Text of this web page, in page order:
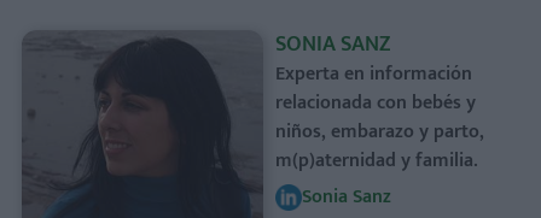
SONIA SANZ
Experta en información
relacionada con bebés y
niños, embarazo y parto,
m(p)aternidad y familia.
Sonia Sanz